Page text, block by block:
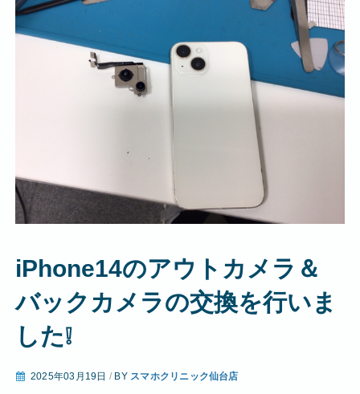
iPhone14のアウトカメラ＆
バックカメラの交換を行いま
した❕
2025年03月19日 / BY スマホクリニック仙台店